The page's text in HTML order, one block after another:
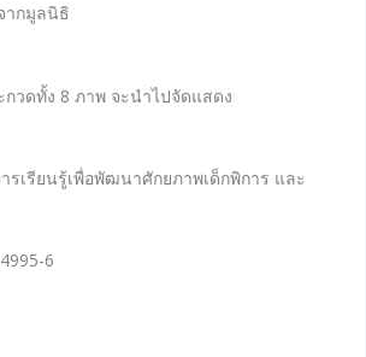
ากมูลนิธิ
ดทั้ง 8 ภาพ จะนำไปจัดแสดง
เรียนรู้เพื่อพัฒนาศักยภาพเด็กพิการ และ
6